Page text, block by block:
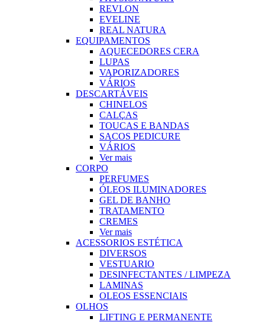
REVLON
EVELINE
REAL NATURA
EQUIPAMENTOS
AQUECEDORES CERA
LUPAS
VAPORIZADORES
VÁRIOS
DESCARTÁVEIS
CHINELOS
CALÇAS
TOUCAS E BANDAS
SACOS PEDICURE
VÁRIOS
Ver mais
CORPO
PERFUMES
ÓLEOS ILUMINADORES
GEL DE BANHO
TRATAMENTO
CREMES
Ver mais
ACESSORIOS ESTÉTICA
DIVERSOS
VESTUARIO
DESINFECTANTES / LIMPEZA
LAMINAS
OLEOS ESSENCIAIS
OLHOS
LIFTING E PERMANENTE